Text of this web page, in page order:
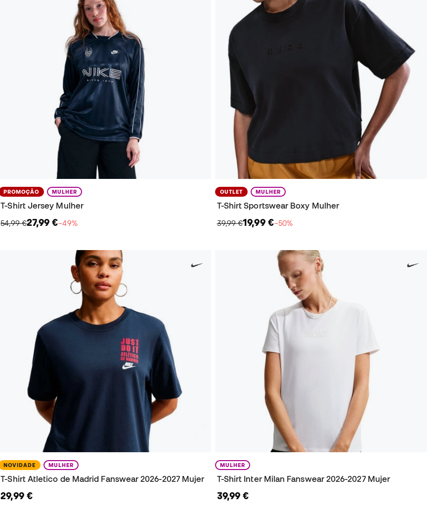
PROMOÇÃO MULHER
T-Shirt Jersey Mulher
54,99 €27,99 €−49%
OUTLET MULHER
T-Shirt Sportswear Boxy Mulher
39,99 €19,99 €−50%
NOVIDADE MULHER
T-Shirt Atletico de Madrid Fanswear 2026-2027 Mujer
29,99 €
MULHER
T-Shirt Inter Milan Fanswear 2026-2027 Mujer
39,99 €